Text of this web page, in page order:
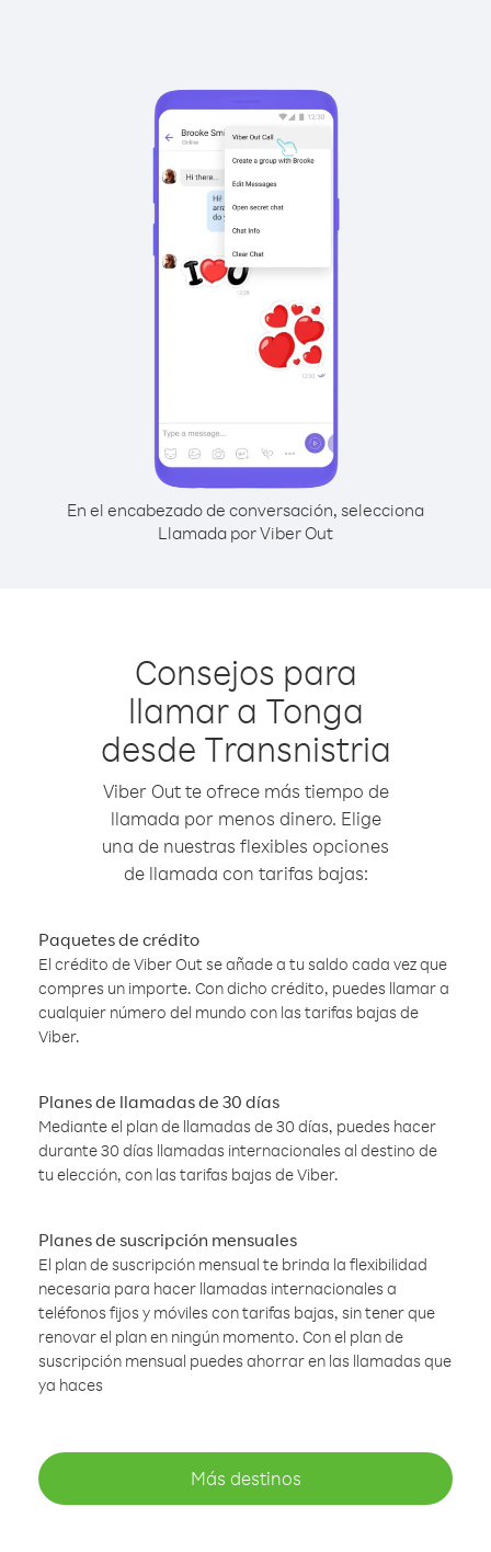
En el encabezado de conversación, selecciona
Llamada por Viber Out
Consejos para
llamar a Tonga
desde Transnistria
Viber Out te ofrece más tiempo de
llamada por menos dinero. Elige
una de nuestras flexibles opciones
de llamada con tarifas bajas:
Paquetes de crédito
El crédito de Viber Out se añade a tu saldo cada vez que
compres un importe. Con dicho crédito, puedes llamar a
cualquier número del mundo con las tarifas bajas de
Viber.
Planes de llamadas de 30 días
Mediante el plan de llamadas de 30 días, puedes hacer
durante 30 días llamadas internacionales al destino de
tu elección, con las tarifas bajas de Viber.
Planes de suscripción mensuales
El plan de suscripción mensual te brinda la flexibilidad
necesaria para hacer llamadas internacionales a
teléfonos fijos y móviles con tarifas bajas, sin tener que
renovar el plan en ningún momento. Con el plan de
suscripción mensual puedes ahorrar en las llamadas que
ya haces
Más destinos